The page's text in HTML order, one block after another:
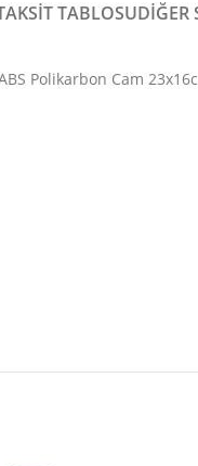
TABLOSUDIĞER
Polikarbon Cam